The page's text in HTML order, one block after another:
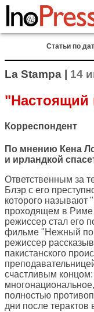
Статьи по
La Stampa | 14
"Настоящий
Корреспондент
По мнению Кена
и ирландкой
Ответственным за
Блэр с его
которого называют
проходящем в Риме
режиссер стал его
фильме "Нежный
режиссер
пакистанского
счастливым
полностью
дни после терактов